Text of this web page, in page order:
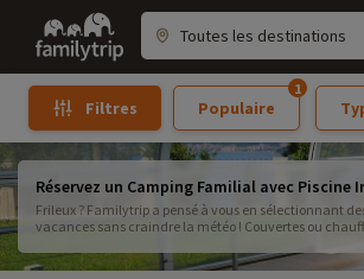
Family
trip
Filtres Populaire
1
Réservez un Camping Familial avec Piscine
Frileux ? Familytrip a pensé à vous en sélectionnant
vacances sans craindre la météo ! Couvertes ou